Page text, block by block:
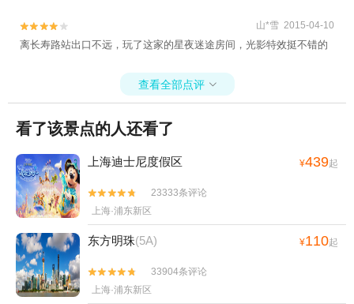

 山*雪 2015-04-10
离长寿路站出口不远，玩了这家的星夜迷途房间，光影特效挺不错的
查看全部点评 
看了该景点的人还看了
上海迪士尼度假区 ¥439起


23333条评论
上海·浦东新区
东方明珠(5A) ¥110起


33904条评论
上海·浦东新区